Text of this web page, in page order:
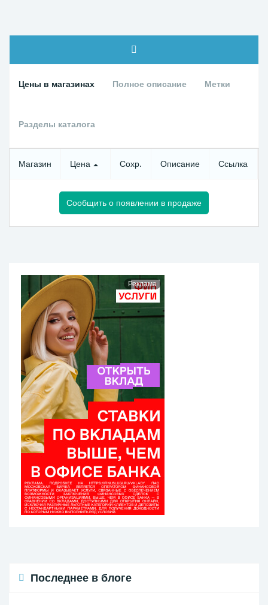
Цены в магазинах Полное описание Метки
Разделы каталога
Магазин Цена Сохр. Описание Ссылка
Сообщить о появлении в продаже
Реклама
Последнее в блоге